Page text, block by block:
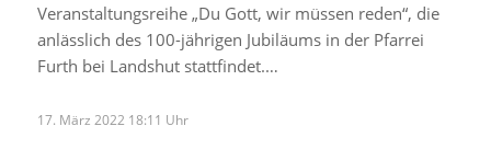
Veranstaltungsreihe „Du Gott, wir müssen reden“, die
anlässlich des 100-jährigen Jubiläums in der Pfarrei
Furth bei Landshut stattfindet.…
17. März 2022 18:11 Uhr